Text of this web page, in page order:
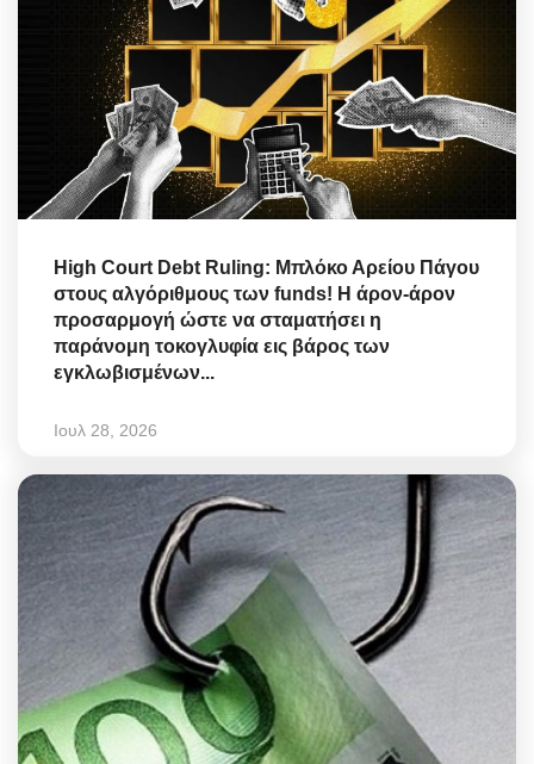
High Court Debt Ruling: Μπλόκο Αρείου Πάγου
στους αλγόριθμους των funds! Η άρον-άρον
προσαρμογή ώστε να σταματήσει η
παράνομη τοκογλυφία εις βάρος των
εγκλωβισμένων...
Ιουλ 28, 2026